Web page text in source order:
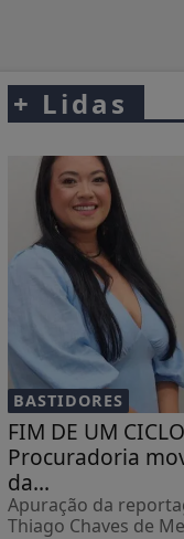
+ Lidas
BASTIDORES
FIM DE UM
Procuradoria
da...
Apuração da
Thiago Chaves de